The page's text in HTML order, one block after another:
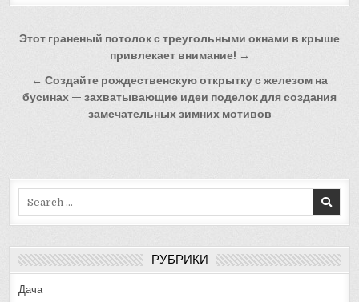
Навигация
записям
Этот граненый потолок с треугольными окнами в крыше
привлекает внимание! →
← Создайте рождественскую открытку с железом на
бусинах — захватывающие идеи поделок для создания
замечательных зимних мотивов
РУБРИКИ
Дача